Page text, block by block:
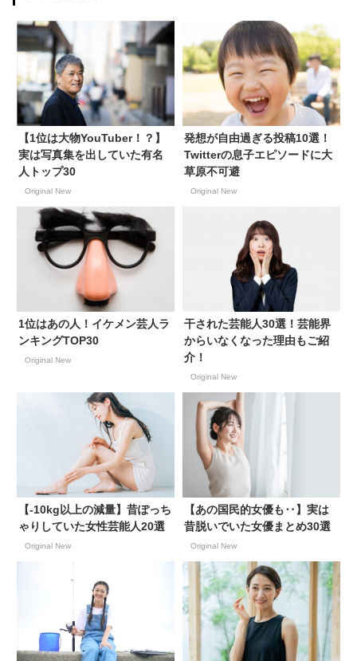
【1位は大物YouTuber！？】
実は写真集を出していた有名
人トップ30
Original New
発想が自由過ぎる投稿10選！
Twitterの息子エピソードに大
草原不可避
Original New
1位はあの人！イケメン芸人ラ
ンキングTOP30
Original New
干された芸能人30選！芸能界
からいなくなった理由もご紹
介！
Original New
【-10kg以上の減量】昔ぽっち
ゃりしていた女性芸能人20選
Original New
【あの国民的女優も‥】実は
昔脱いでいた女優まとめ30選
Original New